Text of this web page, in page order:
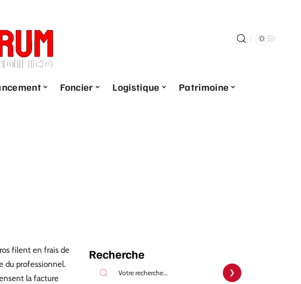
Foncier Logistique Patrimoine
filent en frais de
du professionnel.
la facture
Recherche